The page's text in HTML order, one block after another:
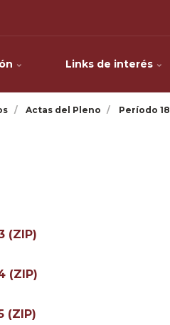
Links de interés
Actas del Pleno Período
(ZIP)
(ZIP)
(ZIP)